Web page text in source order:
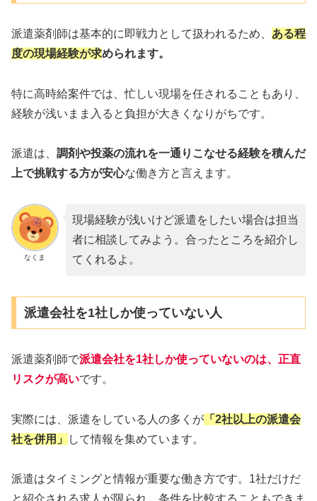
派遣薬剤師は基本的に即戦力として扱われるため、 ある程
度の現場経験が求められます。
特に高時給案件では、忙しい現場を任されることもあり、
経験が浅いまま入ると負担が大きくなりがちです。
派遣は、 調剤や投薬の流れを一通りこなせる経験を積んだ
上で挑戦する方が安心な働き方と言えます。
なくま
現場経験が浅いけど派遣をしたい場合は担当
者に相談してみよう。合ったところを紹介し
てくれるよ。
派遣会社を1社しか使っていない人
派遣薬剤師で派遣会社を1社しか使っていないのは、正直
リスクが高いです。
実際には、派遣をしている人の多くが 「2社以上の派遣会
社を併用」
して情報を集めています。
派遣はタイミングと情報が重要な働き方です。1社だけだ